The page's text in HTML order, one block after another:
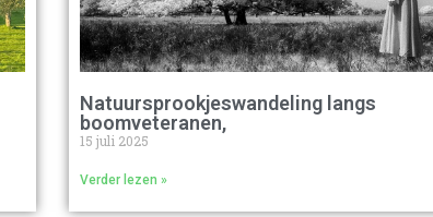
Natuursprookjeswandeling langs
boomveteranen,
15 juli 2025
Verder lezen »